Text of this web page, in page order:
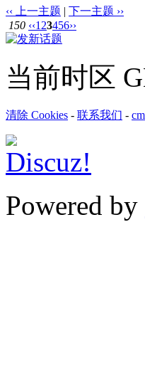
‹‹ 上一主题 | 下一主题 ››
150 ‹‹1 23456››
当前时区
清除 Cookies - 联系我们 -
Powered by